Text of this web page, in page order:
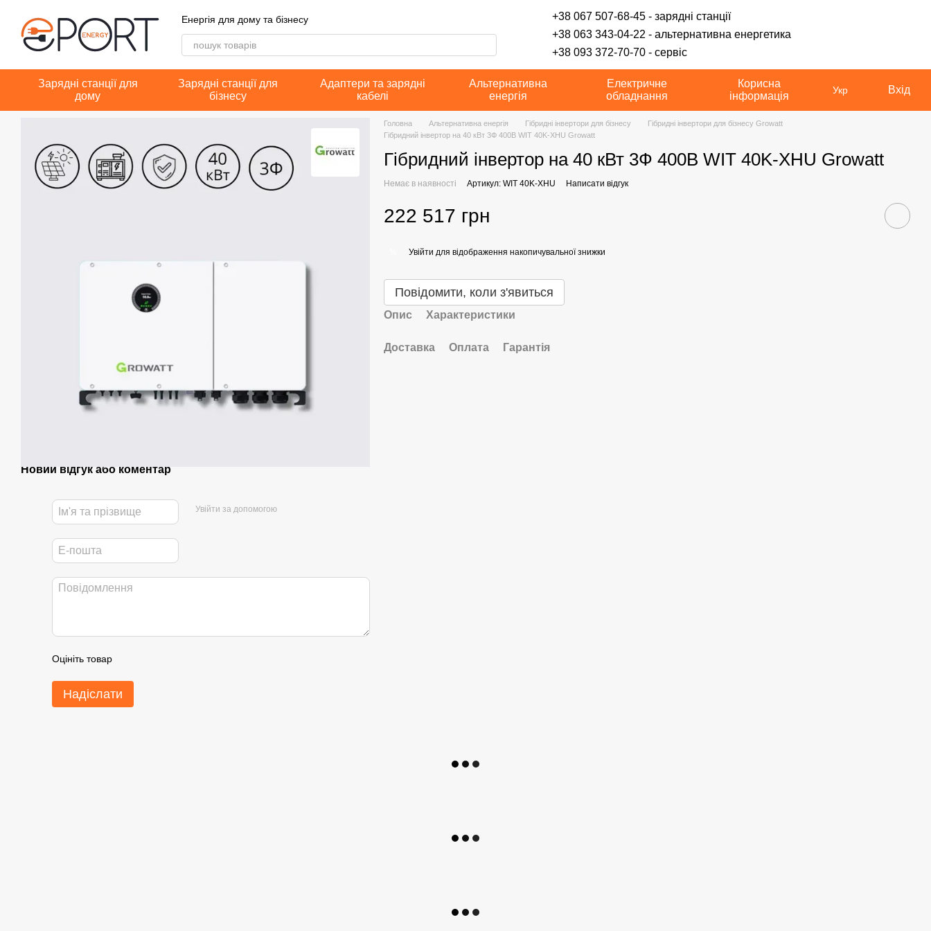
Енергія для дому та бізнесу
+38 067 507-68-45 - зарядні станції
+38 063 343-04-22 - альтернативна енергетика
+38 093 372-70-70 - сервіс
Зарядні станції для
дому
Зарядні станції для
бізнесу
Адаптери та зарядні
кабелі
Альтернативна
енергія
Електричне
обладнання
Корисна
інформація
Укр Вхід
Новий відгук або коментар
Увійти за допомогою
Оцініть товар
Надіслати
Головна Альтернативна енергія Гібридні інвертори для бізнесу
Гібридні інвертори для бізнесу Growatt
Гібридний інвертор на 40 кВт 3Ф 400В WIT 40K-XHU Growatt
Гібридний інвертор на 40 кВт 3Ф 400В WIT 40K-XHU Growatt
Немає в наявності Артикул: WIT 40K-XHU Написати відгук
222 517 грн
Увійти для відображення накопичувальної знижки
Повідомити, коли з'явиться
Опис Характеристики
Доставка Оплата Гарантія